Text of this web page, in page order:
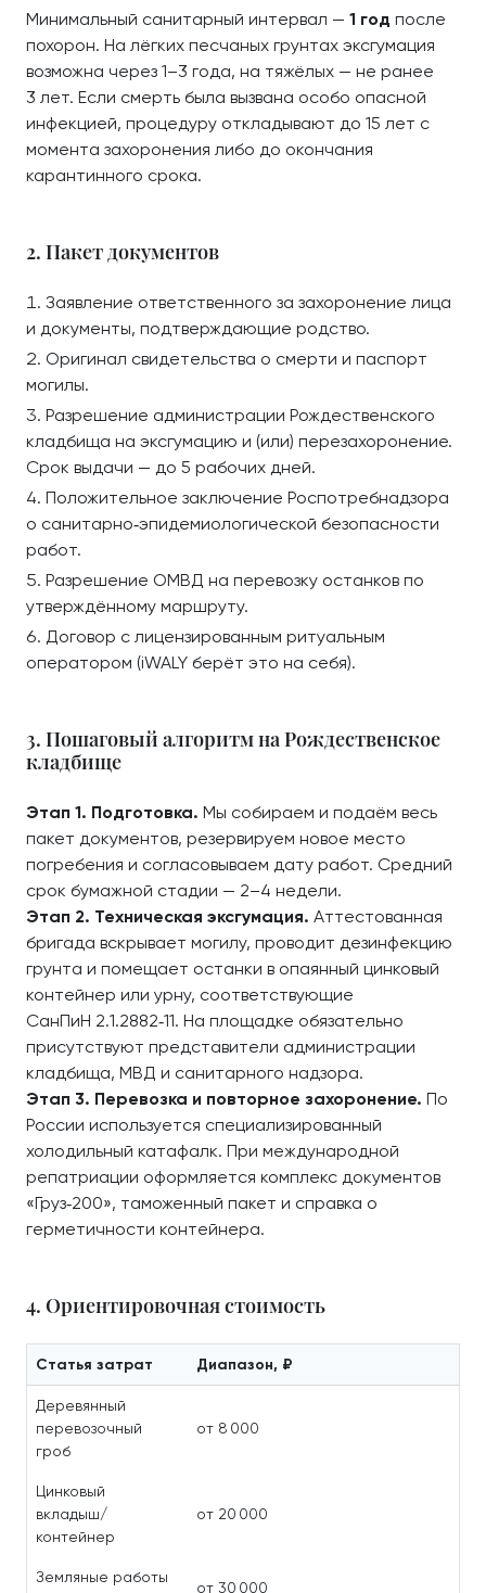
Минимальный санитарный интервал — 1 год после
похорон. На лёгких песчаных грунтах эксгумация
возможна через 1–3 года, на тяжёлых — не ранее
3 лет. Если смерть была вызвана особо опасной
инфекцией, процедуру откладывают до 15 лет с
момента захоронения либо до окончания
карантинного срока.
2. Пакет документов
Заявление ответственного за захоронение лица
и документы, подтверждающие родство.
Оригинал свидетельства о смерти и паспорт
могилы.
Разрешение администрации Рождественского
кладбища на эксгумацию и (или) перезахоронение.
Срок выдачи — до 5 рабочих дней.
Положительное заключение Роспотребнадзора
о санитарно‑эпидемиологической безопасности
работ.
Разрешение ОМВД на перевозку останков по
утверждённому маршруту.
Договор с лицензированным ритуальным
оператором (iWALY берёт это на себя).
3. Пошаговый алгоритм на Рождественское
кладбище
Этап 1. Подготовка. Мы собираем и подаём весь
пакет документов, резервируем новое место
погребения и согласовываем дату работ. Средний
срок бумажной стадии — 2–4 недели.
Этап 2. Техническая эксгумация. Аттестованная
бригада вскрывает могилу, проводит дезинфекцию
грунта и помещает останки в опаянный цинковый
контейнер или урну, соответствующие
СанПиН 2.1.2882‑11. На площадке обязательно
присутствуют представители администрации
кладбища, МВД и санитарного надзора.
Этап 3. Перевозка и повторное захоронение. По
России используется специализированный
холодильный катафалк. При международной
репатриации оформляется комплекс документов
«Груз‑200», таможенный пакет и справка о
герметичности контейнера.
4. Ориентировочная стоимость
Статья затрат Диапазон, ₽
Деревянный
перевозочный
гроб
от 8 000
Цинковый
вкладыш/
контейнер
от 20 000
Земляные работы
от 30 000